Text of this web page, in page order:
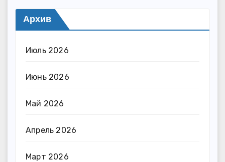
Архив
Июль 2026
Июнь 2026
Май 2026
Апрель 2026
Март 2026